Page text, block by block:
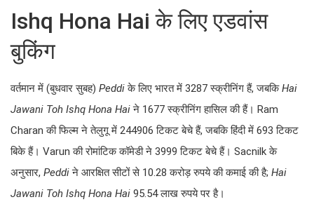
Ishq Hona Hai के लिए एडवांस
बुकिंग
वर्तमान में (बुधवार सुबह) Peddiके लिए भारत में 3287 स्क्रीनिंग हैं, जबकिHai
Jawani Toh Ishq Hona Haiने 1677 स्क्रीनिंग हासिल की हैं। Ram
Charan की फिल्म ने तेलुगू में 244906 टिकट बेचे हैं, जबकि हिंदी में 693 टिकट
बिके हैं। Varun की रोमांटिक कॉमेडी ने 3999 टिकट बेचे हैं। Sacnilk के
अनुसार, Peddiने आरक्षित सीटों से 10.28 करोड़ रुपये की कमाई की है; Hai
Jawani Toh Ishq Hona Hai 95.54 लाख रुपये पर है।